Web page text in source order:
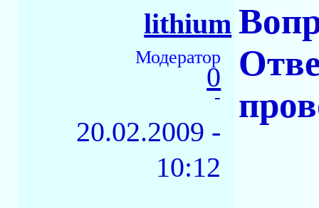
lithium
Модератор
0
-
20.02.2009 -
10:12